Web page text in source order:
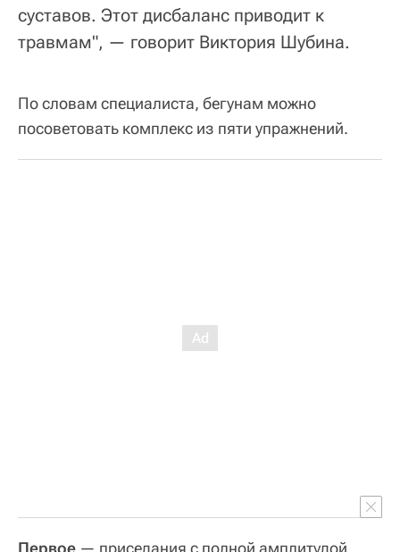
суставов. Этот дисбаланс приводит к
травмам", — говорит Виктория Шубина.
По словам специалиста, бегунам можно
посоветовать комплекс из пяти упражнений.
Первое — приседания с полной амплитудой,